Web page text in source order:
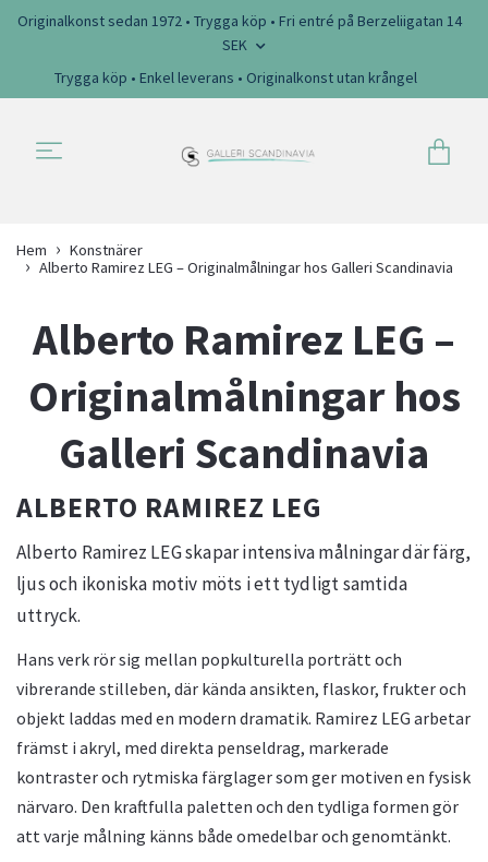
Originalkonst sedan 1972 • Trygga köp • Fri entré på Berzeliigatan 14
SEK
Trygga köp • Enkel leverans • Originalkonst utan krångel
Hem
Konstnärer
Alberto Ramirez LEG – Originalmålningar hos Galleri Scandinavia
Alberto Ramirez LEG –
Originalmålningar hos
Galleri Scandinavia
ALBERTO RAMIREZ LEG
Alberto Ramirez LEG skapar intensiva målningar där färg,
ljus och ikoniska motiv möts i ett tydligt samtida
uttryck.
Hans verk rör sig mellan popkulturella porträtt och
vibrerande stilleben, där kända ansikten, flaskor, frukter och
objekt laddas med en modern dramatik. Ramirez LEG arbetar
främst i akryl, med direkta penseldrag, markerade
kontraster och rytmiska färglager som ger motiven en fysisk
närvaro. Den kraftfulla paletten och den tydliga formen gör
att varje målning känns både omedelbar och genomtänkt.